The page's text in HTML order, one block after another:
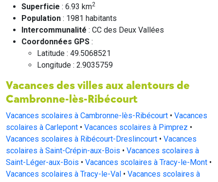
Superficie : 6.93 km2
Population : 1981 habitants
Intercommunalité : CC des Deux Vallées
Coordonnées GPS :
Latitude : 49.5068521
Longitude : 2.9035759
Vacances des villes aux alentours de
Cambronne-lès-Ribécourt
Vacances scolaires à Cambronne-lès-Ribécourt • Vacances
scolaires à Carlepont • Vacances scolaires à Pimprez •
Vacances scolaires à Ribécourt-Dreslincourt • Vacances
scolaires à Saint-Crépin-aux-Bois • Vacances scolaires à
Saint-Léger-aux-Bois • Vacances scolaires à Tracy-le-Mont •
Vacances scolaires à Tracy-le-Val • Vacances scolaires à